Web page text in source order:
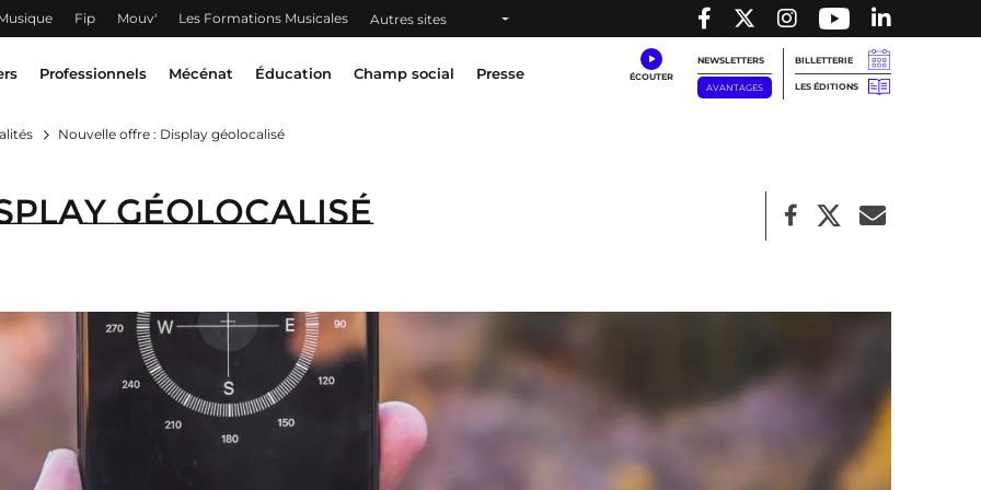
Fip Mouv' Les Formations Musicales Autres sites
Professionnels Mécénat Éducation Champ social Presse
NEWSLETTERS
AVANTAGES
BILLETTERIE
LES ÉDITIONS
Nouvelle offre : Display géolocalisé
géolocalisé